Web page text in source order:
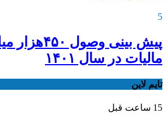
5
پیش بینی وصول
مالیات در سال ۱۴۰۱
تایم لاین
15 ساعت قبل